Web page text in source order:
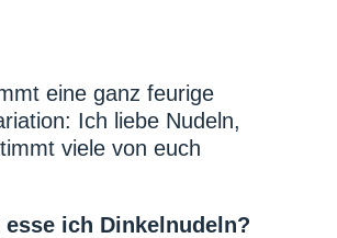
eine ganz feurige
Ich liebe Nudeln,
viele von euch
esse ich Dinkelnudeln?